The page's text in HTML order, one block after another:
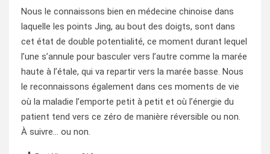
Nous le connaissons bien en médecine chinoise dans
laquelle les points Jing, au bout des doigts, sont dans
cet état de double potentialité, ce moment durant lequel
l’une s’annule pour basculer vers l’autre comme la marée
haute à l’étale, qui va repartir vers la marée basse. Nous
le reconnaissons également dans ces moments de vie
où la maladie l’emporte petit à petit et où l’énergie du
patient tend vers ce zéro de manière réversible ou non.
À suivre… ou non.